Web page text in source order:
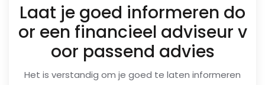
Laat je goed informeren do
or een financieel adviseur v
oor passend advies
Het is verstandig om je goed te laten informeren